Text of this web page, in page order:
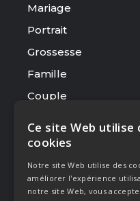
Mariage
Portrait
Grossesse
Famille
Couple
RESSOURCES
Le studio
Galerie
Ce site Web utilise
cookies
Notre site Web utilise des
améliorer l'expérience
notre site Web, vous